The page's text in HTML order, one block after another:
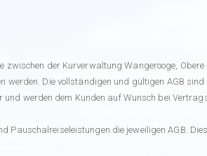
zwischen der Kurverwaltung Wangerooge,
werden. Die vollständigen und gültigen AGB
werden dem Kunden auf Wunsch bei
Pauschalreiseleistungen die jeweiligen AGB.